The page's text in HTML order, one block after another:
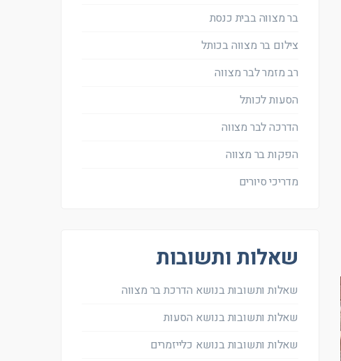
בר מצווה בבית כנסת
צילום בר מצווה בכותל
רב מזמר לבר מצווה
הסעות לכותל
הדרכה לבר מצווה
הפקות בר מצווה
מדריכי סיורים
שאלות ותשובות
שאלות ותשובות בנושא הדרכת בר מצווה
שאלות ותשובות בנושא הסעות
שאלות ותשובות בנושא כלייזמרים